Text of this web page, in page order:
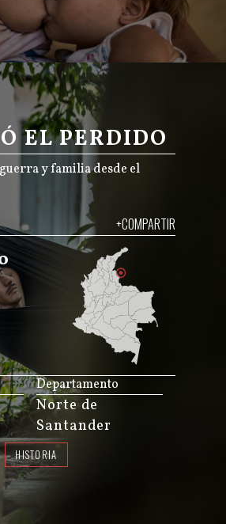
EL PERDIDO
y familia desde el
+COMPARTIR
Departamento
Norte de
Santander
HISTORIA